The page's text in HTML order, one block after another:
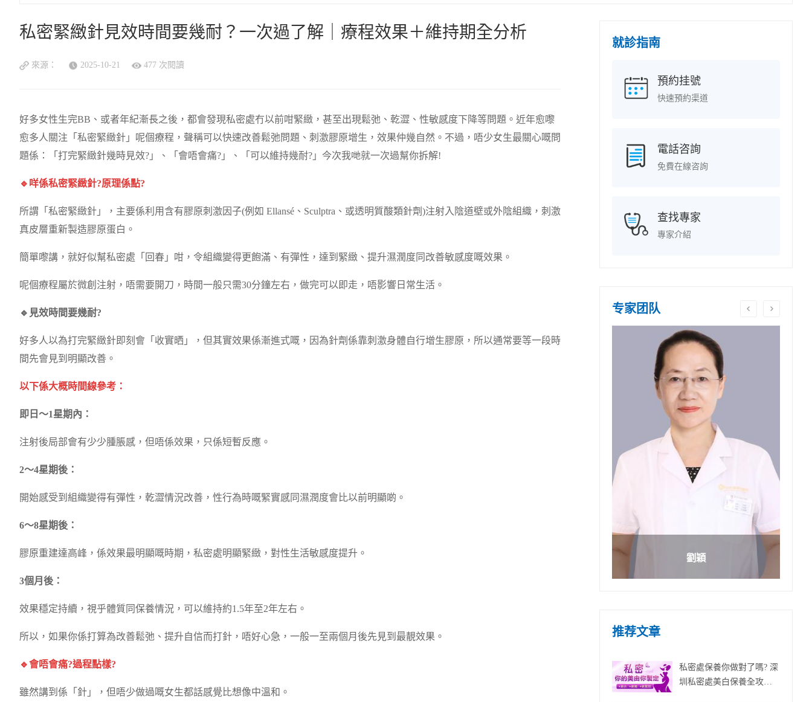
私密緊緻針見效時間要幾耐？一次過了解｜療程效果＋維持期全分析
來源： 2025-10-21 477 次閱讀
好多女性生完BB、或者年紀漸長之後，都會發現私密處冇以前咁緊緻，甚至出現鬆弛、乾澀、性敏感度下降等問題。近年愈嚟
愈多人關注「私密緊緻針」呢個療程，聲稱可以快速改善鬆弛問題、刺激膠原增生，效果仲幾自然。不過，唔少女生最關心嘅問
題係：「打完緊緻針幾時見效?」、「會唔會痛?」、「可以維持幾耐?」今次我哋就一次過幫你拆解!
🔹咩係私密緊緻針?原理係點?
所謂「私密緊緻針」，主要係利用含有膠原刺激因子(例如 Ellansé、Sculptra、或透明質酸類針劑)注射入陰道壁或外陰組織，刺激
真皮層重新製造膠原蛋白。
簡單嚟講，就好似幫私密處「回春」咁，令組織變得更飽滿、有彈性，達到緊緻、提升濕潤度同改善敏感度嘅效果。
呢個療程屬於微創注射，唔需要開刀，時間一般只需30分鐘左右，做完可以即走，唔影響日常生活。
🔹見效時間要幾耐?
好多人以為打完緊緻針即刻會「收實晒」，但其實效果係漸進式嘅，因為針劑係靠刺激身體自行增生膠原，所以通常要等一段時
間先會見到明顯改善。
以下係大概時間線參考：
即日～1星期內：
注射後局部會有少少腫脹感，但唔係效果，只係短暫反應。
2～4星期後：
開始感受到組織變得有彈性，乾澀情況改善，性行為時嘅緊實感同濕潤度會比以前明顯啲。
6～8星期後：
膠原重建達高峰，係效果最明顯嘅時期，私密處明顯緊緻，對性生活敏感度提升。
3個月後：
效果穩定持續，視乎體質同保養情況，可以維持約1.5年至2年左右。
所以，如果你係打算為改善鬆弛、提升自信而打針，唔好心急，一般一至兩個月後先見到最靚效果。
🔹會唔會痛?過程點樣?
雖然講到係「針」，但唔少做過嘅女生都話感覺比想像中溫和。
就診指南
預約挂號
快速預約渠道
電話咨詢
免費在線咨詢
查找專家
專家介紹
专家团队
劉穎
推荐文章
私密處保養你做對了嗎? 深
圳私密處美白保養全攻